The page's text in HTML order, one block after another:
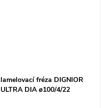
lamelovací fréza DIGNIOR
ULTRA DIA ø100/4/22